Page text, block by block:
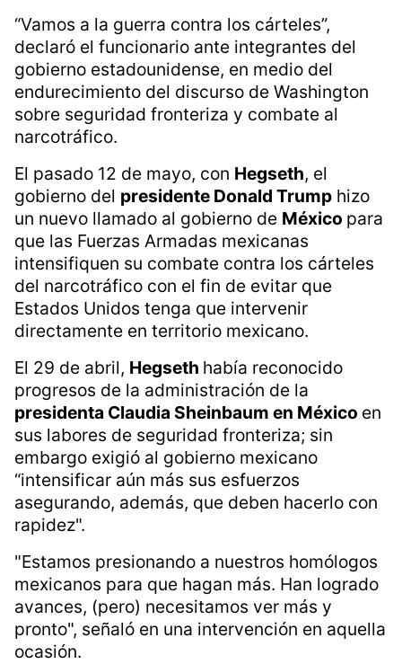
“Vamos a la guerra contra los cárteles”,
declaró el funcionario ante integrantes del
gobierno estadounidense, en medio del
endurecimiento del discurso de Washington
sobre seguridad fronteriza y combate al
narcotráfico.
El pasado 12 de mayo, con Hegseth, el
gobierno del presidente Donald Trump hizo
un nuevo llamado al gobierno de México para
que las Fuerzas Armadas mexicanas
intensifiquen su combate contra los cárteles
del narcotráfico con el fin de evitar que
Estados Unidos tenga que intervenir
directamente en territorio mexicano.
El 29 de abril, Hegseth había reconocido
progresos de la administración de la
presidenta Claudia Sheinbaum en México en
sus labores de seguridad fronteriza; sin
embargo exigió al gobierno mexicano
“intensificar aún más sus esfuerzos
asegurando, además, que deben hacerlo con
rapidez".
"Estamos presionando a nuestros homólogos
mexicanos para que hagan más. Han logrado
avances, (pero) necesitamos ver más y
pronto", señaló en una intervención en aquella
ocasión.